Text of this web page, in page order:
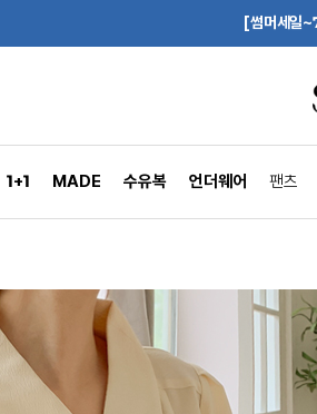
[썸머세일
1+1 MADE 수유복 언더웨어 팬츠